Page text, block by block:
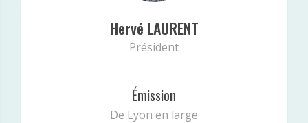
Hervé LAURENT
Président
Émission
De Lyon en large